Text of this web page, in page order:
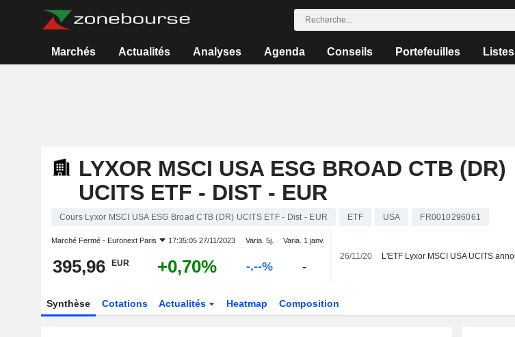
Marchés Actualités Analyses Agenda Conseils Portefeuilles Listes
LYXOR MSCI USA ESG BROAD CTB (DR)
UCITS ETF - DIST - EUR
Cours Lyxor MSCI USA ESG Broad CTB (DR) UCITS ETF - Dist - EUR ETF USA FR0010296061
Marché Fermé - Euronext Paris 17:35:05 27/11/2023 Varia. 5j. Varia. 1 janv.
395,96 EUR +0,70% -.--% -
26/11/20
Synthèse Cotations Actualités Heatmap Composition